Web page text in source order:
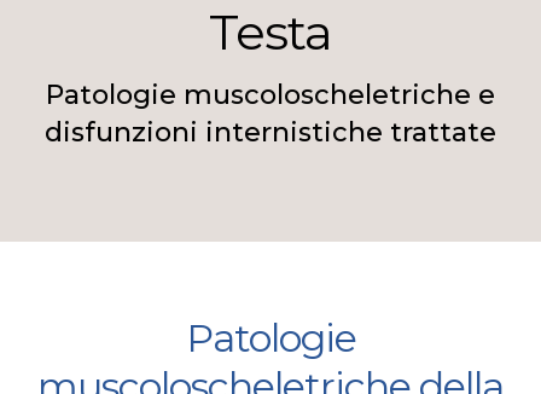
Testa
Patologie muscoloscheletriche e
disfunzioni internistiche trattate
Patologie